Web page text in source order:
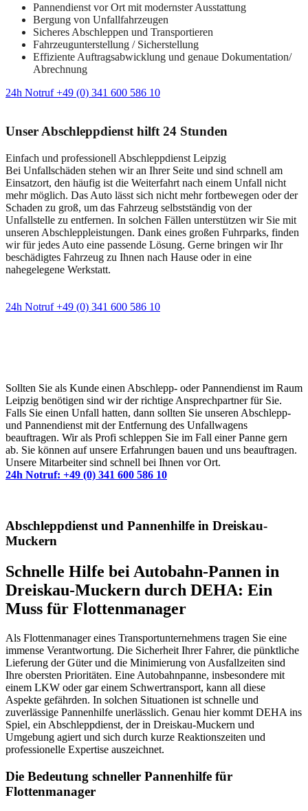
Pannendienst vor Ort mit modernster Ausstattung
Bergung von Unfallfahrzeugen
Sicheres Abschleppen und Transportieren
Fahrzeugunterstellung / Sicherstellung
Effiziente Auftragsabwicklung und genaue Dokumentation/
Abrechnung
24h Notruf +49 (0) 341 600 586 10
Unser Abschleppdienst hilft 24 Stunden
Einfach und professionell Abschleppdienst Leipzig
Bei Unfallschäden stehen wir an Ihrer Seite und sind schnell am
Einsatzort, den häufig ist die Weiterfahrt nach einem Unfall nicht
mehr möglich. Das Auto lässt sich nicht mehr fortbewegen oder der
Schaden zu groß, um das Fahrzeug selbstständig von der
Unfallstelle zu entfernen. In solchen Fällen unterstützen wir Sie mit
unseren Abschleppleistungen. Dank eines großen Fuhrparks, finden
wir für jedes Auto eine passende Lösung. Gerne bringen wir Ihr
beschädigtes Fahrzeug zu Ihnen nach Hause oder in eine
nahegelegene Werkstatt.
24h Notruf +49 (0) 341 600 586 10
Sollten Sie als Kunde einen Abschlepp- oder Pannendienst im Raum
Leipzig benötigen sind wir der richtige Ansprechpartner für Sie.
Falls Sie einen Unfall hatten, dann sollten Sie unseren Abschlepp-
und Pannendienst mit der Entfernung des Unfallwagens
beauftragen. Wir als Profi schleppen Sie im Fall einer Panne gern
ab. Sie können auf unsere Erfahrungen bauen und uns beauftragen.
Unsere Mitarbeiter sind schnell bei Ihnen vor Ort.
24h Notruf: +49 (0) 341 600 586 10
Abschleppdienst und Pannenhilfe in Dreiskau-
Muckern
Schnelle Hilfe bei Autobahn-Pannen in
Dreiskau-Muckern durch DEHA: Ein
Muss für Flottenmanager
Als Flottenmanager eines Transportunternehmens tragen Sie eine
immense Verantwortung. Die Sicherheit Ihrer Fahrer, die pünktliche
Lieferung der Güter und die Minimierung von Ausfallzeiten sind
Ihre obersten Prioritäten. Eine Autobahnpanne, insbesondere mit
einem LKW oder gar einem Schwertransport, kann all diese
Aspekte gefährden. In solchen Situationen ist schnelle und
zuverlässige Pannenhilfe unerlässlich. Genau hier kommt DEHA ins
Spiel, ein Abschleppdienst, der in Dreiskau-Muckern und
Umgebung agiert und sich durch kurze Reaktionszeiten und
professionelle Expertise auszeichnet.
Die Bedeutung schneller Pannenhilfe für
Flottenmanager